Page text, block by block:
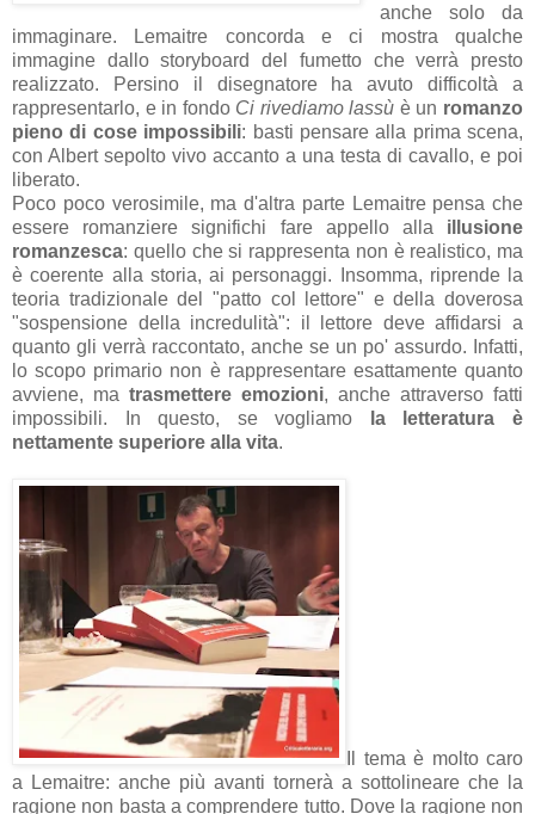
anche solo da
immaginare. Lemaitre concorda e ci mostra qualche
immagine dallo storyboard del fumetto che verrà presto
realizzato. Persino il disegnatore ha avuto difficoltà a
rappresentarlo, e in fondo Ci rivediamo lassù è un romanzo
pieno di cose impossibili: basti pensare alla prima scena,
con Albert sepolto vivo accanto a una testa di cavallo, e poi
liberato.
Poco poco verosimile, ma d'altra parte Lemaitre pensa che
essere romanziere significhi fare appello alla illusione
romanzesca: quello che si rappresenta non è realistico, ma
è coerente alla storia, ai personaggi. Insomma, riprende la
teoria tradizionale del "patto col lettore" e della doverosa
"sospensione della incredulità": il lettore deve affidarsi a
quanto gli verrà raccontato, anche se un po' assurdo. Infatti,
lo scopo primario non è rappresentare esattamente quanto
avviene, ma trasmettere emozioni, anche attraverso fatti
impossibili. In questo, se vogliamo
la letteratura è
nettamente superiore alla vita.
Il tema è molto caro
a Lemaitre: anche più avanti tornerà a sottolineare che la
ragione non basta a comprendere tutto. Dove la ragione non